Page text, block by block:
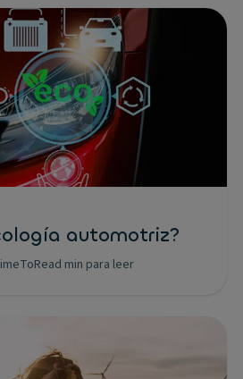
automotriz?
min para leer